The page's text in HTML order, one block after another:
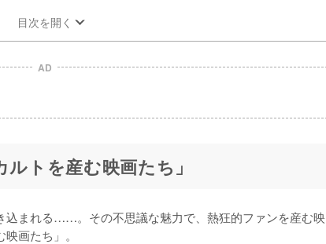
目次を開く
AD
トを産む映画たち」
込まれる……。その不思議な魅力で、熱狂的ファンを産む映
画たち」。